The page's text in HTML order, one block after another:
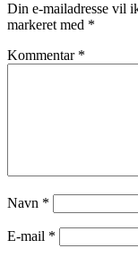
Din e-mailadresse vil
markeret med *
Kommentar *
Navn *
E-mail *